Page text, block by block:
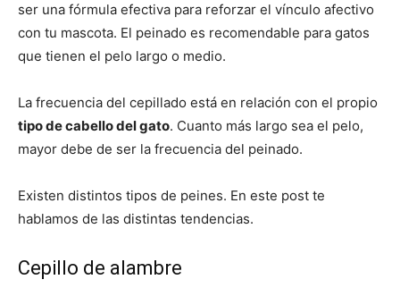
ser una fórmula efectiva para reforzar el vínculo afectivo
con tu mascota. El peinado es recomendable para gatos
que tienen el pelo largo o medio.
La frecuencia del cepillado está en relación con el propio
tipo de cabello del gato. Cuanto más largo sea el pelo,
mayor debe de ser la frecuencia del peinado.
Existen distintos tipos de peines. En este post te
hablamos de las distintas tendencias.
Cepillo de alambre